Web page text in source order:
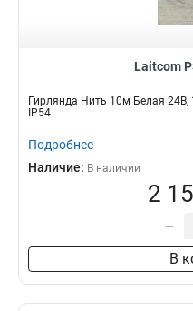
Laitcom
Гирлянда Нить 10м Белая
IP54
Подробнее
Наличие: В наличии
2
–
В